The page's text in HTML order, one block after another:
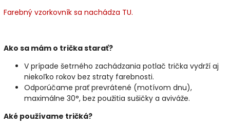
Farebný vzorkovník sa nachádza TU.
Ako sa mám o trička starať?
V prípade šetrného zachádzania potlač trička vydrží aj
niekoľko rokov bez straty farebnosti.
Odporúčame prať prevrátené (motívom dnu),
maximálne 30°, bez použitia sušičky a aviváže.
Aké používame tričká?